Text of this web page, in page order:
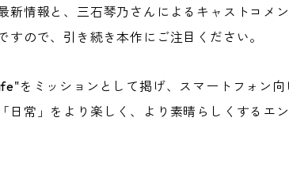
新情報と、三石琴乃さんによるキャストコメ
ので、引き続き本作にご注目ください。
をミッションとして掲げ、スマートフォン
日常」をより楽しく、より素晴らしくするエ